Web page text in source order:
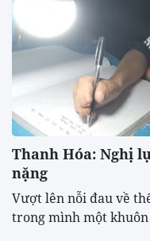
Thanh Hóa: Nghị
nặng
Vượt lên nỗi đau về
trong mình một